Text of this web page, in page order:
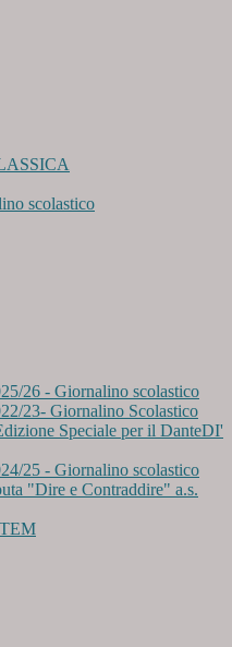
scolastico
26 - Giornalino scolastico
23- Giornalino Scolastico
Speciale per il DanteDI'
25 - Giornalino scolastico
"Dire e Contraddire" a.s.